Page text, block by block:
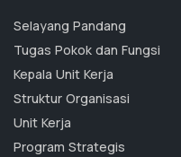
Selayang Pandang
Tugas Pokok dan Fungsi
Kepala Unit Kerja
Struktur Organisasi
Unit Kerja
Program Strategis